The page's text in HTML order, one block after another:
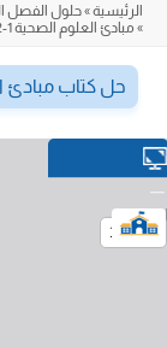
الرئيسية»حلول الفصل
» مبادئ العلوم الصحية 1-2
حل كتاب مبادئ العلوم